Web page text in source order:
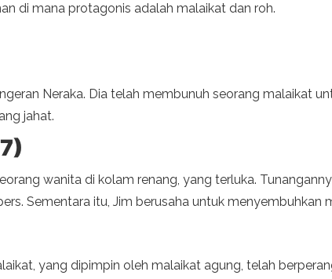
di mana protagonis adalah malaikat dan roh.
Neraka. Dia telah membunuh seorang malaikat
jahat.
wanita di kolam renang, yang terluka.
Sementara itu, Jim berusaha untuk menyembuhkan
yang dipimpin oleh malaikat agung, telah